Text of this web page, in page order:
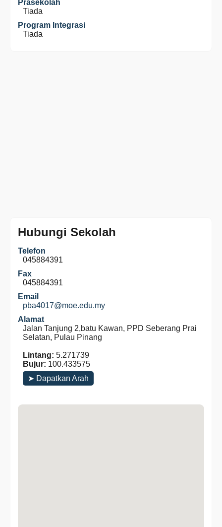
Prasekolah
Tiada
Program Integrasi
Tiada
Hubungi Sekolah
Telefon
045884391
Fax
045884391
Email
pba4017@moe.edu.my
Alamat
Jalan Tanjung 2,batu Kawan, PPD Seberang Prai
Selatan, Pulau Pinang
Lintang: 5.271739
Bujur: 100.433575
➤ Dapatkan Arah